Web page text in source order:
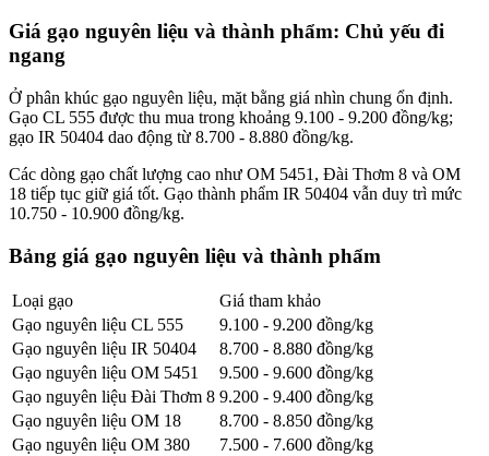
Giá gạo nguyên liệu và thành phẩm: Chủ yếu đi
ngang
Ở phân khúc gạo nguyên liệu, mặt bằng giá nhìn chung ổn định.
Gạo CL 555 được thu mua trong khoảng 9.100 - 9.200 đồng/kg;
gạo IR 50404 dao động từ 8.700 - 8.880 đồng/kg.
Các dòng gạo chất lượng cao như OM 5451, Đài Thơm 8 và OM
18 tiếp tục giữ giá tốt. Gạo thành phẩm IR 50404 vẫn duy trì mức
10.750 - 10.900 đồng/kg.
Bảng giá gạo nguyên liệu và thành phẩm
Loại gạo
Giá tham khảo
Gạo nguyên liệu CL 555
9.100 - 9.200 đồng/kg
Gạo nguyên liệu IR 50404
8.700 - 8.880 đồng/kg
Gạo nguyên liệu OM 5451
9.500 - 9.600 đồng/kg
Gạo nguyên liệu Đài Thơm 8 9.200 - 9.400 đồng/kg
Gạo nguyên liệu OM 18
8.700 - 8.850 đồng/kg
Gạo nguyên liệu OM 380
7.500 - 7.600 đồng/kg